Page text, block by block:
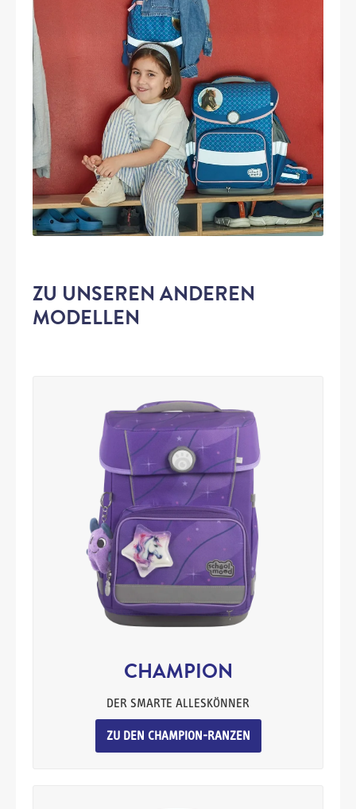
ZU UNSEREN ANDEREN
MODELLEN
CHAMPION
DER SMARTE ALLESKÖNNER
ZU DEN CHAMPION-RANZEN